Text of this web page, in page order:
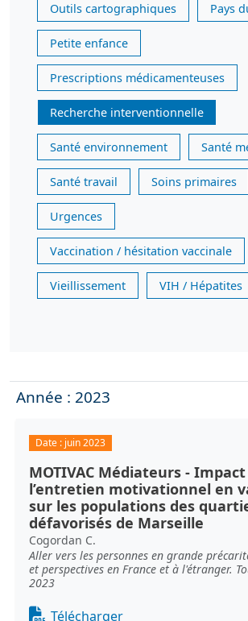
Outils cartographiques Pays
Petite enfance
Prescriptions médicamenteuses
Recherche interventionnelle
Santé environnement Santé
Santé travail Soins primaires
Urgences
Vaccination / hésitation vaccinale
Vieillissement VIH / Hépatites
Année : 2023
Date : juin 2023
MOTIVAC Médiateurs -
l’entretien motivationnel en
sur les populations des
défavorisés de Marseille
Cogordan C.
Aller vers les personnes en grande
et perspectives en France et à l'étranger.
2023
Document
Télécharger